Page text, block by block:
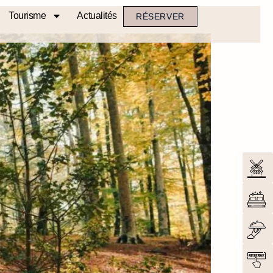
Tourisme Actualités RÉSERVER